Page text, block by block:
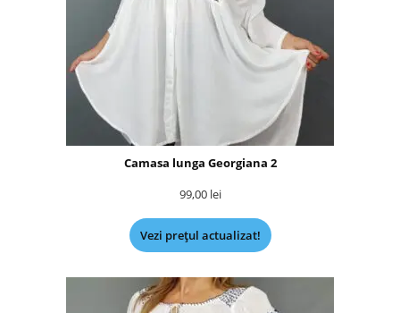
Camasa lunga Georgiana 2
99,00 lei
Vezi prețul actualizat!